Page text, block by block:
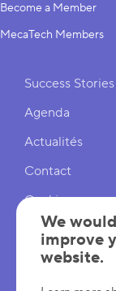
Become a Member
MecaTech Members
Shortcuts
Success Stories
Agenda
Actualités
Contact
Cookies
Cookies
Mentions légales
We
improve
website.